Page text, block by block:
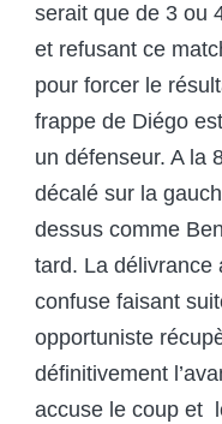
serait que de 3 ou
et refusant ce
pour forcer le
frappe de Diégo
un défenseur. A la
décalé sur la
dessus comme
tard. La délivrance
confuse faisant
opportuniste
définitivement
accuse le coup et